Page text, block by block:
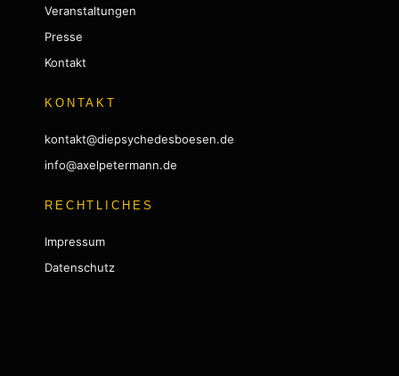
Veranstaltungen
Presse
Kontakt
KONTAKT
kontakt@diepsychedesboesen.de
info@axelpetermann.de
RECHTLICHES
Impressum
Datenschutz